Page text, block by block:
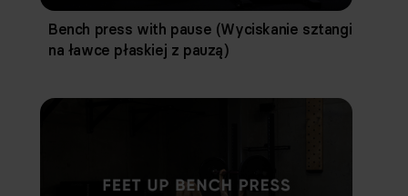
Bench press with pause (Wyciskanie sztangi
na ławce płaskiej z pauzą)